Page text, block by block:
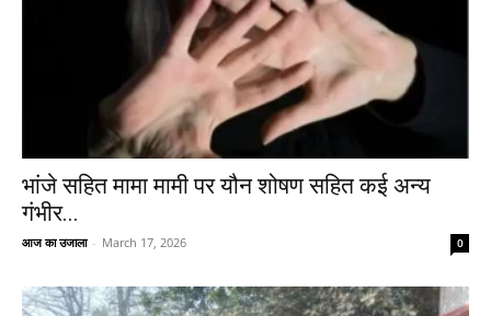
भांजे सहित मामा मामी पर यौन शोषण सहित कई अन्य
गंभीर...
आज का उजाला - March 17, 2026 0